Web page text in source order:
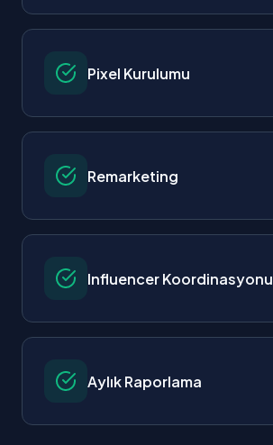
Pixel Kurulumu
Remarketing
Influencer Koordinasyonu
Aylık Raporlama